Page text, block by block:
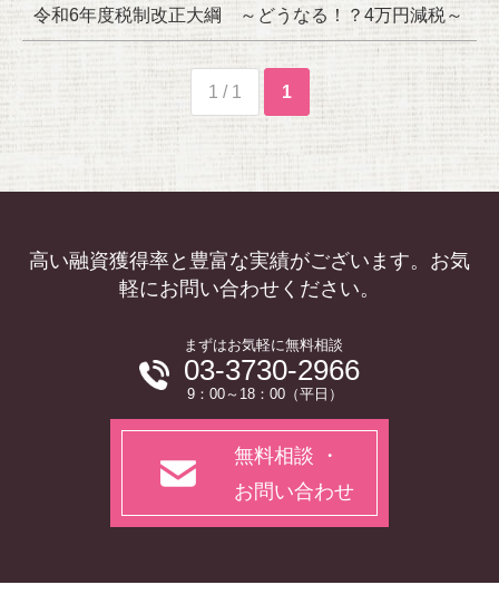
令和6年度税制改正大綱 ～どうなる！？4万円減税～
1 / 1 1
高い融資獲得率と豊富な実績がございます。お気
軽にお問い合わせください。
まずはお気軽に無料相談
03-3730-2966
9：00～18：00（平日）
無料相談 ・
お問い合わせ